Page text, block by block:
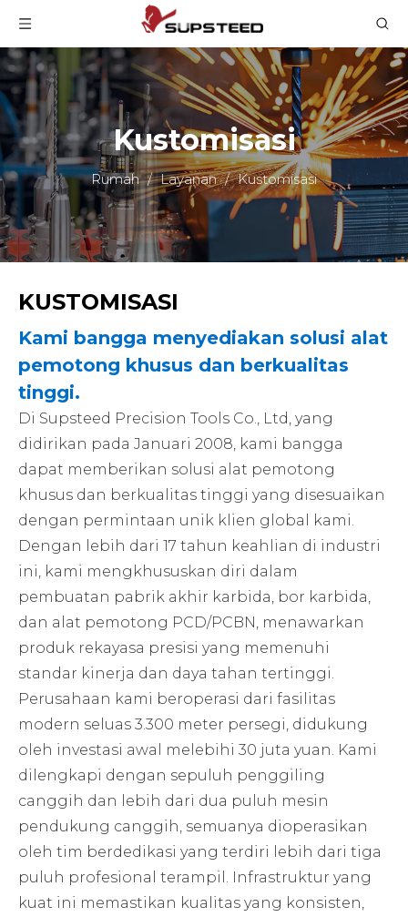
Kustomisasi
Rumah / Layanan / Kustomisasi
KUSTOMISASI
Kami bangga menyediakan solusi alat
pemotong khusus dan berkualitas
tinggi.
Di Supsteed Precision Tools Co., Ltd, yang
didirikan pada Januari 2008, kami bangga
dapat memberikan solusi alat pemotong
khusus dan berkualitas tinggi yang disesuaikan
dengan permintaan unik klien global kami.
Dengan lebih dari 17 tahun keahlian di industri
ini, kami mengkhususkan diri dalam
pembuatan pabrik akhir karbida, bor karbida,
dan alat pemotong PCD/PCBN, menawarkan
produk rekayasa presisi yang memenuhi
standar kinerja dan daya tahan tertinggi.
Perusahaan kami beroperasi dari fasilitas
modern seluas 3.300 meter persegi, didukung
oleh investasi awal melebihi 30 juta yuan. Kami
dilengkapi dengan sepuluh penggiling
canggih dan lebih dari dua puluh mesin
pendukung canggih, semuanya dioperasikan
oleh tim berdedikasi yang terdiri lebih dari tiga
puluh profesional terampil. Infrastruktur yang
kuat ini memastikan kualitas yang konsisten,